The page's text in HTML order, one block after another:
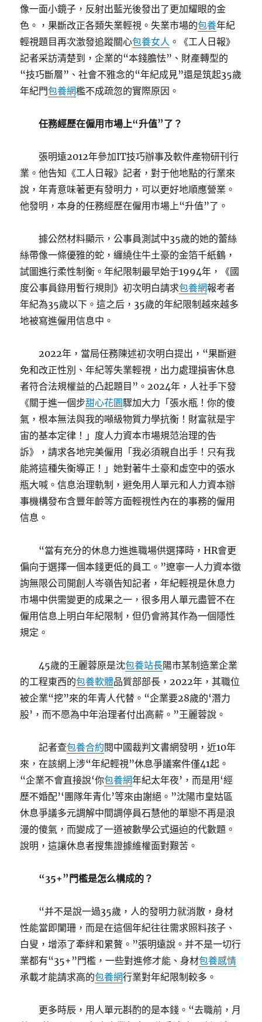
像一面小鏡子，反射出藍光後發出了更加耀眼的金
色。，果斷改正各類失業輕視。失業市場的包養年紀
輕視題目再次激發追蹤關心包養女人 。《工人日報》
記者采訪清楚到，企業的“本錢膽怯”、財產轉型的
“技巧斷層”、社會不雅念的“年紀成見”還是筑起35歲
年紀門包養網檻不成疏忽的實際原因。
任務經歷在僱用市場上“升值”了？
張明遠2012年參加IT技巧辦事及軟件產物研刊行
業。他告知《工人日報》記者，對于他地點的行業來
說，年青意味著更有發明力，可以更好地順應營業。
他發明，本身的任務經歷在僱用市場上“升值”了。
據公然材料顯示，公事員測試中35歲的她的蕾絲
絲帶像一條優雅的蛇，纏繞住牛土豪的金箔千紙鶴，
試圖進行柔性制衡。年紀限制最早始于1994年，《國
度公事員錄用暫行規則》初次明白請求包養網報考者
年紀為35歲以下。這之后，35歲的年紀限制越來越多
地被寫進僱用信息中。
2022年，當局任務陳述初次明白提出，“果斷避
免和改正性別、年紀等失業輕視，出力處理損害休息
者符合法規權益的凸起題目”。2024年，人社手下發
《關于進一個步甜心花園驟加大力「張水瓶！你的傻
氣，根本無法與我的噸級物質力學抗衡！財富就是宇
宙的基本定律！」度人力資本市場規范治理的告
訴》，請求各地完美僱用「我必須親自出手！只有我
能將這種失衡導正！」她對著牛土豪和虛空中的張水
瓶大喊。信息治理軌制，避免用人單元和人力資本辦
事機構發布含豐年齡等方面輕視性內在的事務的僱用
信息。
“當有充分的休息力進進職場供選擇時，HR會更
偏向于選擇一個本錢更低的員工。”遼寧一人力資本徵
詢無限公司開創人岑嶺告知記者，年紀輕視是休息力
市場中供需變更的成果之一，很多用人單元盡管不在
僱用信息上明白年紀限制，但仍會將其作為一個隱性
規定。
45歲的王麗蓉原是沈包養站長陽市某制造業企業
的工程東西的包養軟體品質部部長，2022年，其職位
被企業“挖”來的年青人代替。“企業要28歲的‘潛力
股’，而不愿為中年治理者付出高薪。”王麗蓉說。
記者查包養合約閱中國裁判文書網發明，近10年
來，在該網上涉“年紀輕視”休息爭議案件僅41起。
“企業不會直接說‘你包養網年紀太年夜’，而是用‘經
歷不婚配’‘團隊年青化’等來由謝絕。”沈陽市皇姑區
休息爭議多元調解中間調停員石慧他的單戀不再是浪
漫的傻氣，而變成了一道被數學公式逼迫的代數題。
說明，這讓休息者搜集證據維權面對艱苦。
“35+”門檻是怎么構成的？
“并不是說一過35歲，人的發明力就消散，身材
性能當即闌珊，而是在這個年紀往往需求照料孩子、
白叟，增添了牽絆和累贅。”張明遠說。并不是一切行
業都有“35+”門檻，一些對進修才能、身材包養感情
承載才能請求高的包養網行業對年紀限制較多。
更多時辰，用人單元斟酌的是本錢。“去職前，月